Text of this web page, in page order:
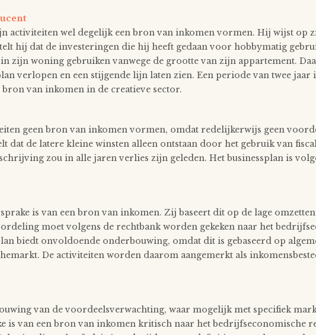
activiteiten wel degelijk een bron van inkomen vormen. Hij wijst op
hij dat de investeringen die hij heeft gedaan voor hobbymatig
zijn woning gebruiken vanwege de grootte van zijn appartement.
verlopen en een stijgende lijn laten zien. Een periode van twee
van inkomen in de creatieve sector.
geen bron van inkomen vormen, omdat redelijkerwijs geen
dat de latere kleine winsten alleen ontstaan door het gebruik van
zou in alle jaren verlies zijn geleden. Het businessplan is
is van een bron van inkomen. Zij baseert dit op de lage
moet volgens de rechtbank worden gekeken naar het
biedt onvoldoende onderbouwing, omdat dit is gebaseerd op
De activiteiten worden daarom aangemerkt als
van de voordeelsverwachting, waar mogelijk met specifiek
is van een bron van inkomen kritisch naar het bedrijfseconomische